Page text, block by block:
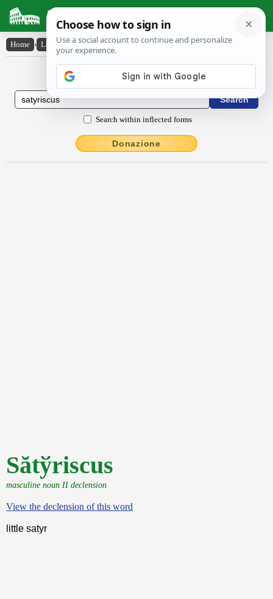
Latin Dictionary
Home › Latin-English › Săty̆riscus
Latin to English Dictionary
Search within inflected forms
Donazione
Sătўriscus
masculine noun II declension
View the declension of this word
little satyr